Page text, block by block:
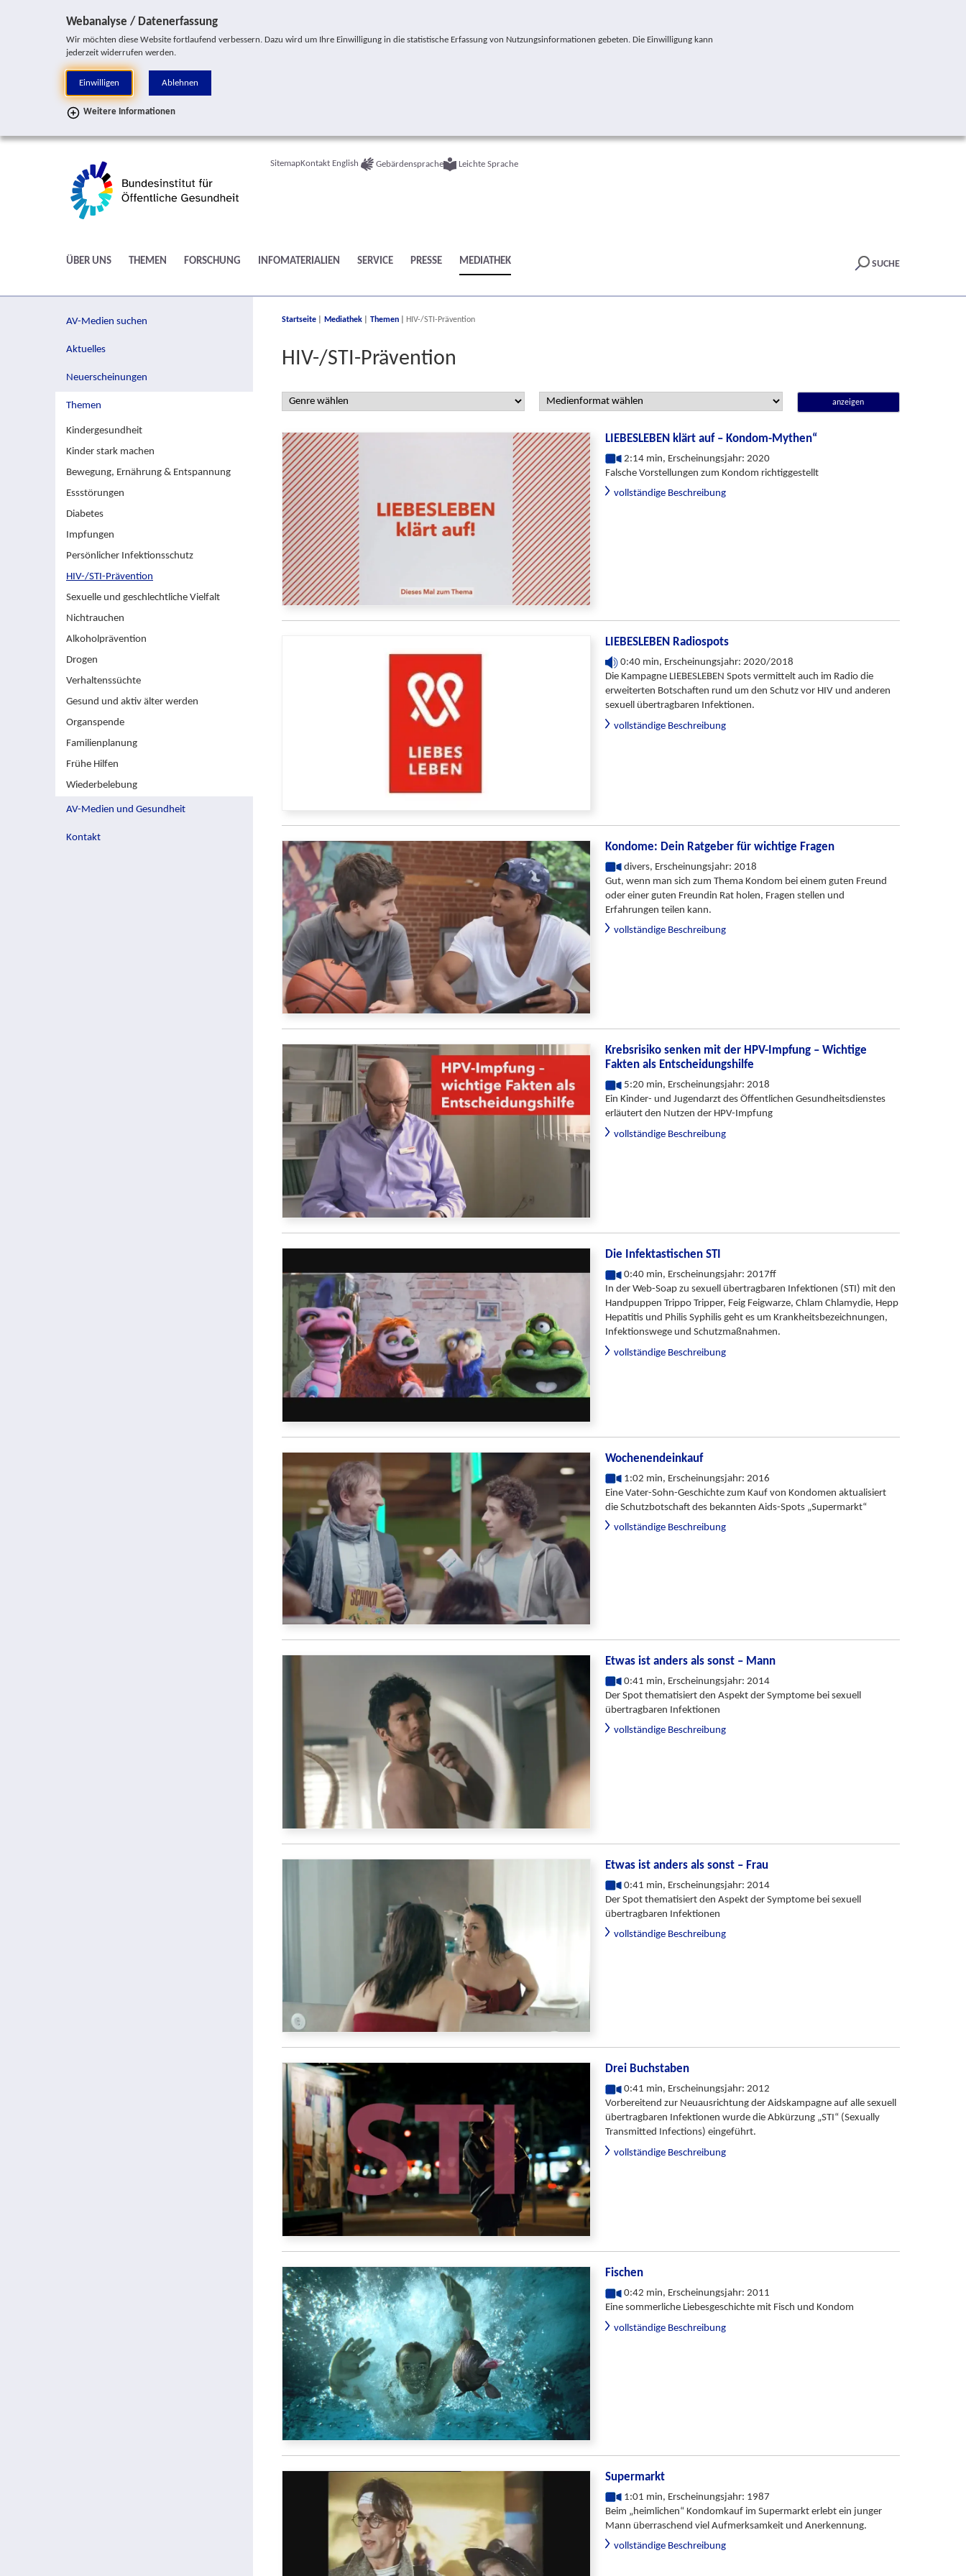
Webanalyse / Datenerfassung
Wir möchten diese Website fortlaufend verbessern. Dazu wird um Ihre Einwilligung in die statistische Erfassung von Nutzungsinformationen gebeten. Die Einwilligung kann
jederzeit widerrufen werden.
Einwilligen Ablehnen
Weitere Informationen
SitemapKontakt English Gebärdensprache Leichte Sprache
ÜBER UNS THEMEN FORSCHUNG INFOMATERIALIEN SERVICE PRESSE MEDIATHEK SUCHE
AV-Medien suchen
Aktuelles
Neuerscheinungen
Themen
Kindergesundheit
Kinder stark machen
Bewegung, Ernährung & Entspannung
Essstörungen
Diabetes
Impfungen
Persönlicher Infektionsschutz
HIV-/STI-Prävention
Sexuelle und geschlechtliche Vielfalt
Nichtrauchen
Alkoholprävention
Drogen
Verhaltenssüchte
Gesund und aktiv älter werden
Organspende
Familienplanung
Frühe Hilfen
Wiederbelebung
AV-Medien und Gesundheit
Kontakt
You are here:
Startseite Mediathek Themen HIV-/STI-Prävention
HIV-/STI-Prävention
anzeigen
LIEBESLEBEN klärt auf – Kondom-Mythen“
2:14 min, Erscheinungsjahr: 2020
Falsche Vorstellungen zum Kondom richtiggestellt
vollständige Beschreibung
LIEBESLEBEN Radiospots
0:40 min, Erscheinungsjahr: 2020/2018
Die Kampagne LIEBESLEBEN Spots vermittelt auch im Radio die
erweiterten Botschaften rund um den Schutz vor HIV und anderen
sexuell übertragbaren Infektionen.
vollständige Beschreibung
Kondome: Dein Ratgeber für wichtige Fragen
divers, Erscheinungsjahr: 2018
Gut, wenn man sich zum Thema Kondom bei einem guten Freund
oder einer guten Freundin Rat holen, Fragen stellen und
Erfahrungen teilen kann.
vollständige Beschreibung
Krebsrisiko senken mit der HPV-Impfung – Wichtige
Fakten als Entscheidungshilfe
5:20 min, Erscheinungsjahr: 2018
Ein Kinder- und Jugendarzt des Öffentlichen Gesundheitsdienstes
erläutert den Nutzen der HPV-Impfung
vollständige Beschreibung
Die Infektastischen STI
0:40 min, Erscheinungsjahr: 2017ff
In der Web-Soap zu sexuell übertragbaren Infektionen (STI) mit den
Handpuppen Trippo Tripper, Feig Feigwarze, Chlam Chlamydie, Hepp
Hepatitis und Philis Syphilis geht es um Krankheitsbezeichnungen,
Infektionswege und Schutzmaßnahmen.
vollständige Beschreibung
Wochenendeinkauf
1:02 min, Erscheinungsjahr: 2016
Eine Vater-Sohn-Geschichte zum Kauf von Kondomen aktualisiert
die Schutzbotschaft des bekannten Aids-Spots „Supermarkt“
vollständige Beschreibung
Etwas ist anders als sonst – Mann
0:41 min, Erscheinungsjahr: 2014
Der Spot thematisiert den Aspekt der Symptome bei sexuell
übertragbaren Infektionen
vollständige Beschreibung
Etwas ist anders als sonst – Frau
0:41 min, Erscheinungsjahr: 2014
Der Spot thematisiert den Aspekt der Symptome bei sexuell
übertragbaren Infektionen
vollständige Beschreibung
Drei Buchstaben
0:41 min, Erscheinungsjahr: 2012
Vorbereitend zur Neuausrichtung der Aidskampagne auf alle sexuell
übertragbaren Infektionen wurde die Abkürzung „STI“ (Sexually
Transmitted Infections) eingeführt.
vollständige Beschreibung
Fischen
0:42 min, Erscheinungsjahr: 2011
Eine sommerliche Liebesgeschichte mit Fisch und Kondom
vollständige Beschreibung
Supermarkt
1:01 min, Erscheinungsjahr: 1987
Beim „heimlichen“ Kondomkauf im Supermarkt erlebt ein junger
Mann überraschend viel Aufmerksamkeit und Anerkennung.
vollständige Beschreibung